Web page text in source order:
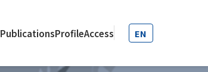
PublicationsProfileAccess EN